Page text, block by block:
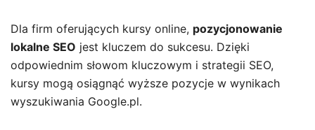
Dla firm oferujących kursy online, pozycjonowanie
lokalne SEO jest kluczem do sukcesu. Dzięki
odpowiednim słowom kluczowym i strategii SEO,
kursy mogą osiągnąć wyższe pozycje w wynikach
wyszukiwania Google.pl.